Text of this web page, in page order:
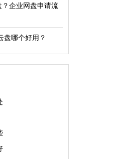
企业网盘申请流
盘哪个好用？